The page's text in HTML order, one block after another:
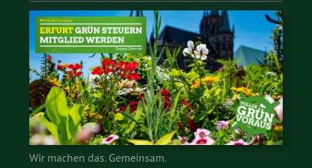
Wir machen das. Gemeinsam.